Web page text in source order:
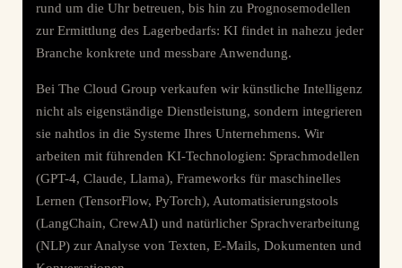
rund um die Uhr betreuen, bis hin zu Prognosemodellen
zur Ermittlung des Lagerbedarfs: KI findet in nahezu jeder
Branche konkrete und messbare Anwendung.
Bei The Cloud Group verkaufen wir künstliche Intelligenz
nicht als eigenständige Dienstleistung, sondern integrieren
sie nahtlos in die Systeme Ihres Unternehmens. Wir
arbeiten mit führenden KI-Technologien: Sprachmodellen
(GPT-4, Claude, Llama), Frameworks für maschinelles
Lernen (TensorFlow, PyTorch), Automatisierungstools
(LangChain, CrewAI) und natürlicher Sprachverarbeitung
(NLP) zur Analyse von Texten, E-Mails, Dokumenten und